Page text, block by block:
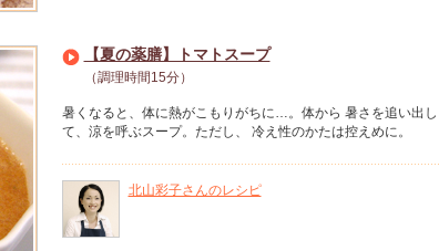
【夏の薬膳】トマトスープ
（調理時間15分）
暑くなると、体に熱がこもりがちに…。体から 暑さを追い出し
て、涼を呼ぶスープ。ただし、 冷え性のかたは控えめに。
北山彩子さんのレシピ